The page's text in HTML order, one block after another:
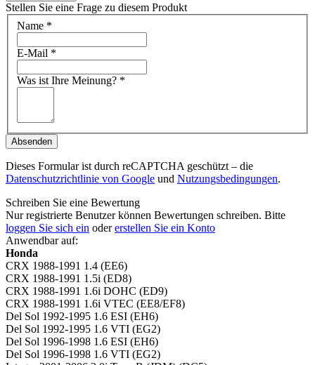
Stellen Sie eine Frage zu diesem Produkt
Name *
E-Mail *
Was ist Ihre Meinung? *
Absenden
Dieses Formular ist durch reCAPTCHA geschützt – die
Datenschutzrichtlinie von Google und Nutzungsbedingungen.
Schreiben Sie eine Bewertung
Nur registrierte Benutzer können Bewertungen schreiben. Bitte
loggen Sie sich ein odererstellen Sie ein Konto
Anwendbar auf:
Honda
CRX 1988-1991 1.4 (EE6)
CRX 1988-1991 1.5i (ED8)
CRX 1988-1991 1.6i DOHC (ED9)
CRX 1988-1991 1.6i VTEC (EE8/EF8)
Del Sol 1992-1995 1.6 ESI (EH6)
Del Sol 1992-1995 1.6 VTI (EG2)
Del Sol 1996-1998 1.6 ESI (EH6)
Del Sol 1996-1998 1.6 VTI (EG2)